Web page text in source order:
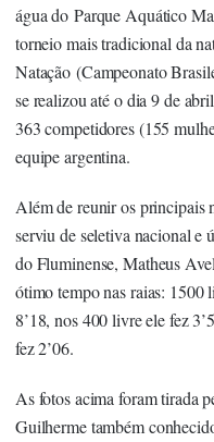
água do Parque Aquático
torneio mais tradicional da
Natação (Campeonato
se realizou até o dia 9 de
363 competidores (155
equipe argentina.
Além de reunir os principais
serviu de seletiva nacional e
do Fluminense, Matheus
ótimo tempo nas raias: 1500
8’18, nos 400 livre ele fez
fez 2’06.
As fotos acima foram tirada
Guilherme também